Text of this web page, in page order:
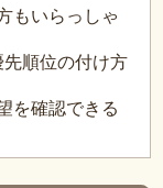
もいらっしゃ
順位の付け方
を確認できる